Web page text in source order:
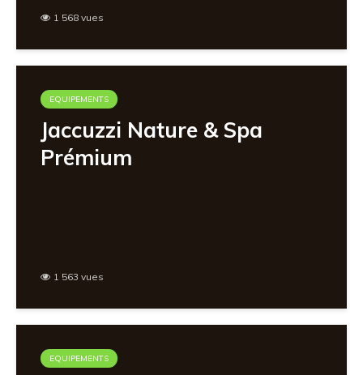
1 568 vues
EQUIPEMENTS
Jaccuzzi Nature & Spa
Prémium
1 563 vues
EQUIPEMENTS